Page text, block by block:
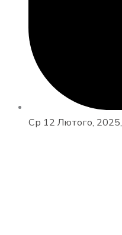
Ср 12 Лютого, 2025,